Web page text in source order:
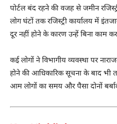
पोर्टल बंद रहने की वजह से जमीन
लोग घंटों तक रजिस्ट्री कार्यालय में
दूर नहीं होने के कारण उन्हें बिना काम
कई लोगों ने विभागीय व्यवस्था पर
होने की आधिकारिक सूचना के बाद भी
आम लोगों का समय और पैसा दोनों